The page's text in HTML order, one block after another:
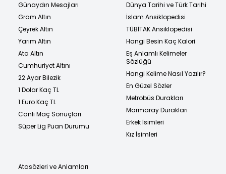
Günaydın Mesajları
Gram Altın
Çeyrek Altın
Yarım Altın
Ata Altın
Cumhuriyet Altını
22 Ayar Bilezik
1 Dolar Kaç TL
1 Euro Kaç TL
Canlı Maç Sonuçları
Süper Lig Puan Durumu
Dünya Tarihi ve Türk Tarihi
İslam Ansiklopedisi
TÜBİTAK Ansiklopedisi
Hangi Besin Kaç Kalori
Eş Anlamlı Kelimeler
Sözlüğü
Hangi Kelime Nasıl Yazılır?
En Güzel Sözler
Metrobüs Durakları
Marmaray Durakları
Erkek İsimleri
Kız İsimleri
Atasözleri ve Anlamları